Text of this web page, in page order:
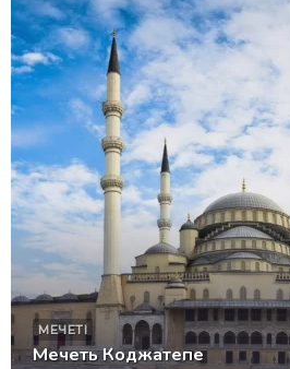
МЕЧЕТІ
Мечеть Коджатепе